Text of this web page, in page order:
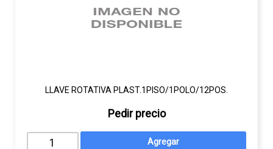
LLAVE ROTATIVA PLAST.1PISO/1POLO/12POS.
Pedir precio